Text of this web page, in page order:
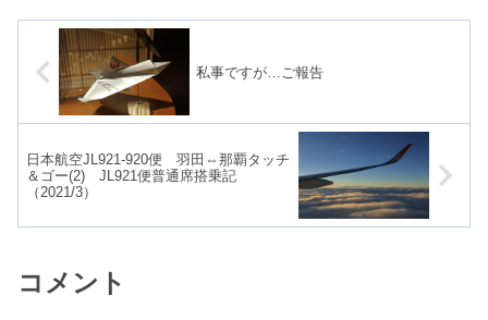
私事ですが…ご報告
日本航空JL921-920便 羽田⇔那覇タッチ
＆ゴー(2) JL921便普通席搭乗記
（2021/3）
コメント